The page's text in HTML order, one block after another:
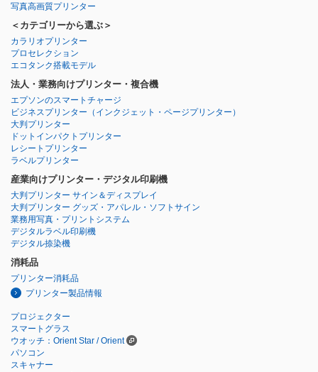
写真高画質プリンター
＜カテゴリーから選ぶ＞
カラリオプリンター
プロセレクション
エコタンク搭載モデル
法人・業務向けプリンター・複合機
エプソンのスマートチャージ
ビジネスプリンター （インクジェット・ページプリンター）
大判プリンター
ドットインパクトプリンター
レシートプリンター
ラベルプリンター
産業向けプリンター・デジタル印刷機
大判プリンター サイン＆ディスプレイ
大判プリンター グッズ・アパレル・ソフトサイン
業務用写真・プリントシステム
デジタルラベル印刷機
デジタル捺染機
消耗品
プリンター消耗品
プリンター製品情報
プロジェクター
スマートグラス
ウオッチ：Orient Star / Orient
パソコン
スキャナー